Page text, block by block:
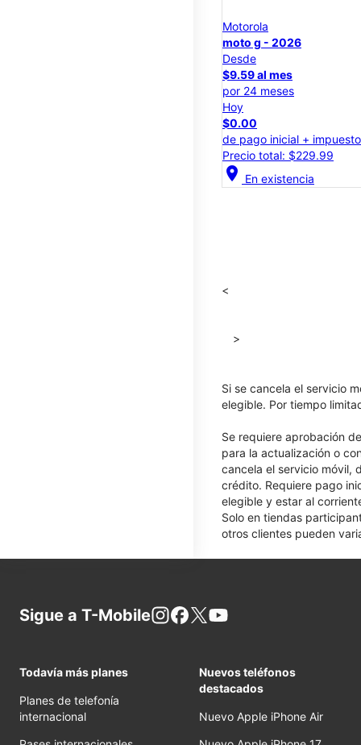
Motorola
moto g - 2026
Desde
$9.59 al mes
por 24 meses
Hoy
$0.00
de pago inicial +
Precio total: $229.99
location_on En existencia
<
>
Si se cancela el servicio
elegible. Por tiempo
Se requiere aprobación
para la actualización o
cancela el servicio móvil,
crédito. Requiere pago
elegible y estar al
Solo en tiendas
otros clientes pueden